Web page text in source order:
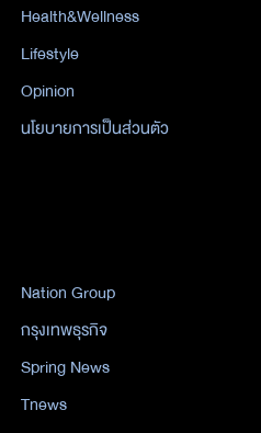
Health&Wellness
Lifestyle
Opinion
นโยบายการเป็นส่วนตัว
Nation Group
กรุงเทพธุรกิจ
Spring News
Tnews